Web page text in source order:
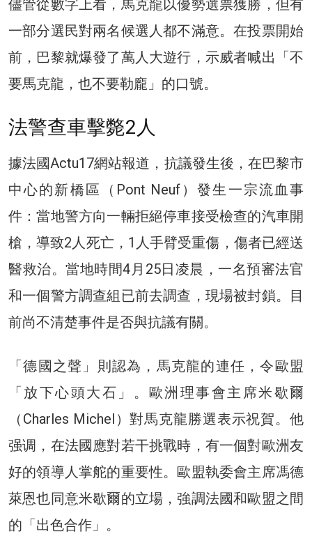
儘管從數字上看，馬克龍以優勢選票獲勝，但有
一部分選民對兩名候選人都不滿意。在投票開始
前，巴黎就爆發了萬人大遊行，示威者喊出「不
要馬克龍，也不要勒龐」的口號。
法警查車擊斃2人
據法國Actu17網站報道，抗議發生後，在巴黎市
中心的新橋區（Pont Neuf）發生一宗流血事
件：當地警方向一輛拒絕停車接受檢查的汽車開
槍，導致2人死亡，1人手臂受重傷，傷者已經送
醫救治。當地時間4月25日凌晨，一名預審法官
和一個警方調查組已前去調查，現場被封鎖。目
前尚不清楚事件是否與抗議有關。
「德國之聲」則認為，馬克龍的連任，令歐盟
「放下心頭大石」。歐洲理事會主席米歇爾
（Charles Michel）對馬克龍勝選表示祝賀。他
强调，在法國應對若干挑戰時，有一個對歐洲友
好的領導人掌舵的重要性。歐盟執委會主席馮德
萊恩也同意米歇爾的立場，強調法國和歐盟之間
的「出色合作」。